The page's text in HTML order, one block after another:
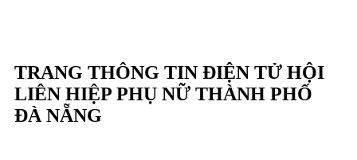
TRANG THÔNG TIN ĐIỆN TỬ HỘI
LIÊN HIỆP PHỤ NỮ THÀNH PHỐ
ĐÀ NẴNG